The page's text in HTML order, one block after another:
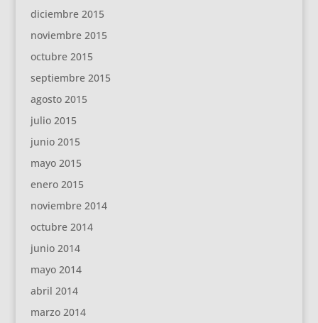
diciembre 2015
noviembre 2015
octubre 2015
septiembre 2015
agosto 2015
julio 2015
junio 2015
mayo 2015
enero 2015
noviembre 2014
octubre 2014
junio 2014
mayo 2014
abril 2014
marzo 2014